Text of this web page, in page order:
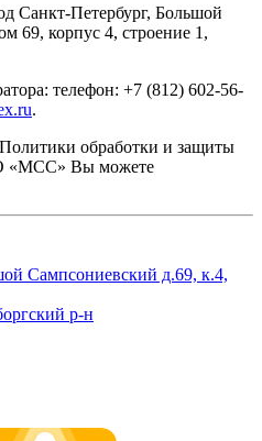
Санкт-Петербург, Большой
69, корпус 4, строение 1,
телефон: +7 (812) 602-56-
.
обработки и защиты
«МСС» Вы можете
Сампсониевский д.69, к.4,
р-н